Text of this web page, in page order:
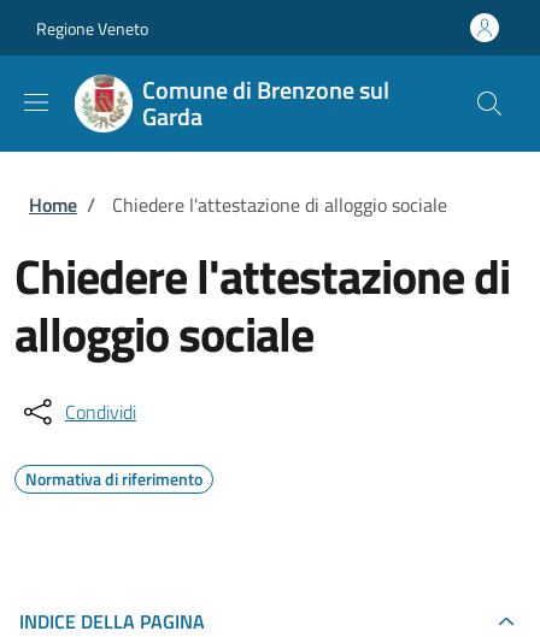
Regione Veneto
Comune di Brenzone sul
Garda
Briciole di pane
Home / Chiedere l'attestazione di alloggio sociale
Chiedere l'attestazione di
alloggio sociale
Condividi
Normativa di riferimento
INDICE DELLA PAGINA